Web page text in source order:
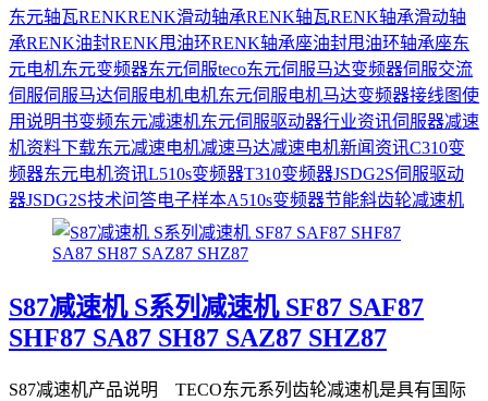
东元轴瓦RENKRENK滑动轴承RENK轴瓦RENK轴承滑动轴
承RENK油封RENK甩油环RENK轴承座油封甩油环轴承座东
元电机东元变频器东元伺服teco东元伺服马达变频器伺服交流
伺服伺服马达伺服电机电机东元伺服电机马达变频器接线图使
用说明书变频东元减速机东元伺服驱动器行业资讯伺服器减速
机资料下载东元减速电机减速马达减速电机新闻资讯C310变
频器东元电机资讯L510s变频器T310变频器JSDG2S伺服驱动
器JSDG2S技术问答电子样本A510s变频器节能斜齿轮减速机
S87减速机 S系列减速机 SF87 SAF87
SHF87 SA87 SH87 SAZ87 SHZ87
S87减速机产品说明 TECO东元系列齿轮减速机是具有国际